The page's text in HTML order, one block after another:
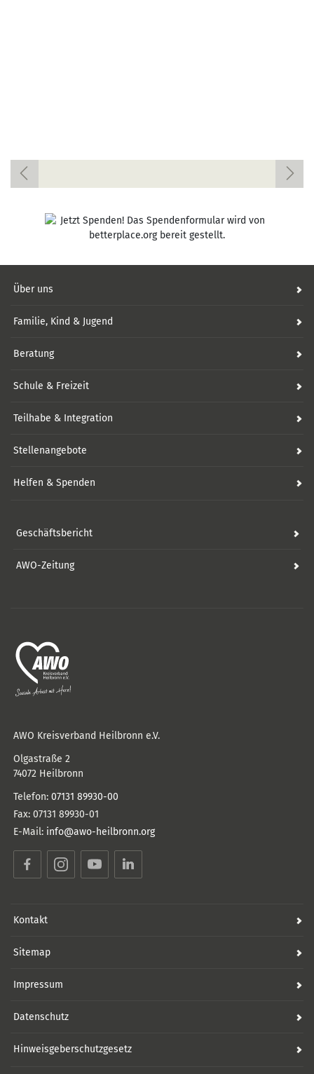
Über uns
Familie, Kind & Jugend
Beratung
Schule & Freizeit
Teilhabe & Integration
Stellenangebote
Helfen & Spenden
Geschäftsbericht
AWO-Zeitung
AWO Kreisverband Heilbronn e.V.
Olgastraße 2
74072 Heilbronn
Telefon: 07131 89930-00
Fax: 07131 89930-01
E-Mail: info@awo-heilbronn.org
FacebookInstagramYouTube LinkedIn
Kontakt
Sitemap
Impressum
Datenschutz
Hinweisgeberschutzgesetz